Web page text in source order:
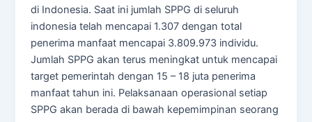
di Indonesia. Saat ini jumlah SPPG di seluruh
indonesia telah mencapai 1.307 dengan total
penerima manfaat mencapai 3.809.973 individu.
Jumlah SPPG akan terus meningkat untuk mencapai
target pemerintah dengan 15 – 18 juta penerima
manfaat tahun ini. Pelaksanaan operasional setiap
SPPG akan berada di bawah kepemimpinan seorang